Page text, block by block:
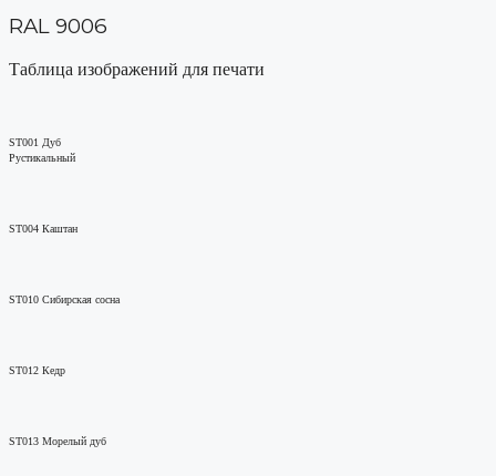
RAL 9006
Таблица изображений для печати
ST001 Дуб
Рустикальный
ST004 Каштан
ST010 Сибирская сосна
ST012 Кедр
ST013 Морелый дуб